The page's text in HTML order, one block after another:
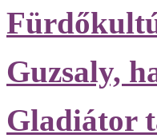
Guzsaly,
Gladiátor